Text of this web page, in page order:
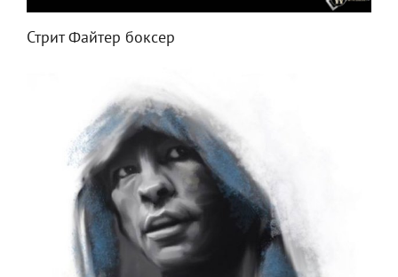
Стрит Файтер боксер